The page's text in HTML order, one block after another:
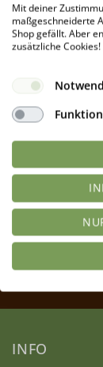
INFO
Mit deiner
maßgeschneiderte
Shop gefällt. Aber
zusätzliche Cookies!